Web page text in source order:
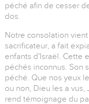
péché afin de cesser
dos.
Notre consolation
sacrificateur, a fait
enfants d'Israël. Cette
péchés inconnus. Son
péché. Que nos yeux
ou non, Dieu les a
rend témoignage du